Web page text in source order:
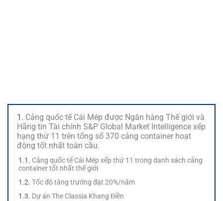
Cảng quốc tế Cái Mép được Ngân hàng Thế giới và
Hãng tin Tài chính S&P Global Market Intelligence xếp
hạng thứ 11 trên tổng số 370 cảng container hoạt
động tốt nhất toàn cầu.
Cảng quốc tế Cái Mép xếp thứ 11 trong danh sách cảng
container tốt nhất thế giới
Tốc độ tăng trưởng đạt 20%/năm
Dự án The Classia Khang Điền